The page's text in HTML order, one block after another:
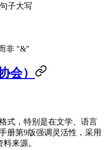
子大写
非 "&"
会）
式，特别是在文学、语言
册第9版强调灵活性，采用
来源。